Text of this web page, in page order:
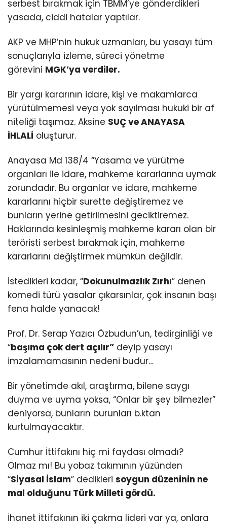
serbest bırakmak için TBMM’ye gönderdikleri
yasada, ciddi hatalar yaptılar.
AKP ve MHP’nin hukuk uzmanları, bu yasayı tüm
sonuçlarıyla izleme, süreci yönetme
görevini MGK’ya verdiler.
Bir yargı kararının idare, kişi ve makamlarca
yürütülmemesi veya yok sayılması hukuki bir af
niteliği taşımaz. Aksine SUÇ ve ANAYASA
İHLALİ oluşturur.
Anayasa Md 138/4 “Yasama ve yürütme
organları ile idare, mahkeme kararlarına uymak
zorundadır. Bu organlar ve idare, mahkeme
kararlarını hiçbir surette değiştiremez ve
bunların yerine getirilmesini geciktiremez.
Haklarında kesinleşmiş mahkeme kararı olan bir
teröristi serbest bırakmak için, mahkeme
kararlarını değiştirmek mümkün değildir.
İstedikleri kadar, “Dokunulmazlık Zırhı” denen
komedi türü yasalar çıkarsınlar, çok insanın başı
fena halde yanacak!
Prof. Dr. Serap Yazıcı Özbudun’un, tedirginliği ve
“başıma çok dert açılır” deyip yasayı
imzalamamasının nedeni budur…
Bir yönetimde akıl, araştırma, bilene saygı
duyma ve uyma yoksa, “Onlar bir şey bilmezler”
deniyorsa, bunların burunları b.ktan
kurtulmayacaktır.
Cumhur İttifakını hiç mi faydası olmadı?
Olmaz mı! Bu yobaz takımının yüzünden
“Siyasal İslam” dedikleri soygun düzeninin ne
mal olduğunu Türk Milleti gördü.
İhanet İttifakının iki çakma lideri var ya, onlara